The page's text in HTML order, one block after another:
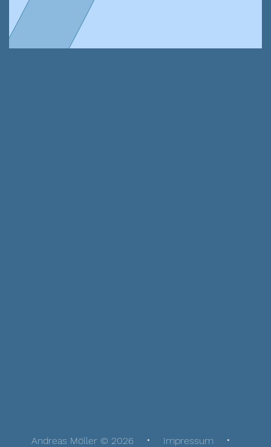
Andreas Möller © 2026 Impressum